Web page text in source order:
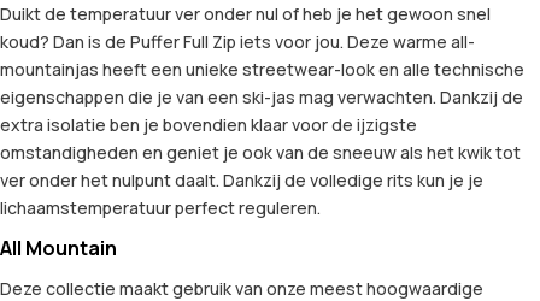
Duikt de temperatuur ver onder nul of heb je het gewoon snel
koud? Dan is de Puffer Full Zip iets voor jou. Deze warme all-
mountainjas heeft een unieke streetwear-look en alle technische
eigenschappen die je van een ski-jas mag verwachten. Dankzij de
extra isolatie ben je bovendien klaar voor de ijzigste
omstandigheden en geniet je ook van de sneeuw als het kwik tot
ver onder het nulpunt daalt. Dankzij de volledige rits kun je je
lichaamstemperatuur perfect reguleren.
All Mountain
Deze collectie maakt gebruik van onze meest hoogwaardige